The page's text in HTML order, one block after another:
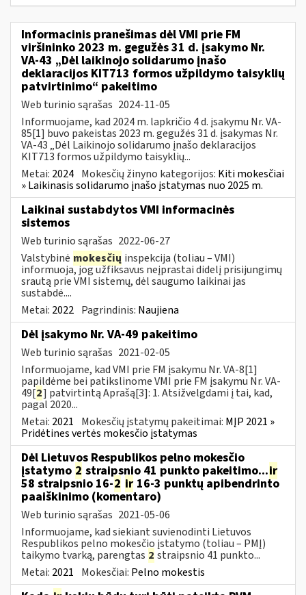
Informacinis pranešimas dėl VMI prie FM
viršininko 2023 m. gegužės 31 d. įsakymo Nr.
VA-43 „Dėl laikinojo solidarumo įnašo
deklaracijos KIT713 formos užpildymo taisyklių
patvirtinimo“ pakeitimo
Web turinio sąrašas 2024-11-05
Informuojame, kad 2024 m. lapkričio 4 d. įsakymu Nr. VA-
85[1] buvo pakeistas 2023 m. gegužės 31 d. įsakymas Nr.
VA-43 „Dėl Laikinojo solidarumo įnašo deklaracijos
KIT713 formos užpildymo taisyklių...
Metai: 2024 Mokesčių žinyno kategorijos: Kiti mokesčiai
» Laikinasis solidarumo įnašo įstatymas nuo 2025 m.
Laikinai sustabdytos VMI informacinės
sistemos
Web turinio sąrašas 2022-06-27
Valstybinė mokesčių inspekcija (toliau – VMI)
informuoja, jog užfiksavus neįprastai didelį prisijungimų
srautą prie VMI sistemų, dėl saugumo laikinai jas
sustabdė....
Metai: 2022 Pagrindinis: Naujiena
Dėl įsakymo Nr. VA-49 pakeitimo
Web turinio sąrašas 2021-02-05
Informuojame, kad VMI prie FM įsakymu Nr. VA-8[1]
papildėme bei patikslinome VMI prie FM įsakymu Nr. VA-
49[2] patvirtintą Aprašą[3]: 1. Atsižvelgdami į tai, kad,
pagal 2020...
Metai: 2021 Mokesčių įstatymų pakeitimai: MĮP 2021 »
Pridėtines vertės mokesčio įstatymas
Dėl Lietuvos Respublikos pelno mokesčio
įstatymo 2 straipsnio 41 punkto pakeitimo...ir
58 straipsnio 16-2 ir 16-3 punktų apibendrinto
paaiškinimo (komentaro)
Web turinio sąrašas 2021-05-06
Informuojame, kad siekiant suvienodinti Lietuvos
Respublikos pelno mokesčio įstatymo (toliau – PMĮ)
taikymo tvarką, parengtas 2 straipsnio 41 punkto...
Metai: 2021 Mokesčiai: Pelno mokestis